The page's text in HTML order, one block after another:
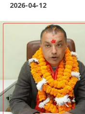
2026-04-12